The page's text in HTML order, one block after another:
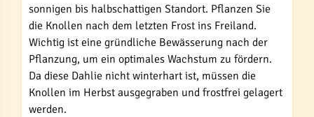
sonnigen bis halbschattigen Standort. Pflanzen Sie
die Knollen nach dem letzten Frost ins Freiland.
Wichtig ist eine gründliche Bewässerung nach der
Pflanzung, um ein optimales Wachstum zu fördern.
Da diese Dahlie nicht winterhart ist, müssen die
Knollen im Herbst ausgegraben und frostfrei gelagert
werden.